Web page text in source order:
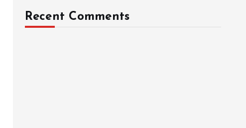
Recent Comments